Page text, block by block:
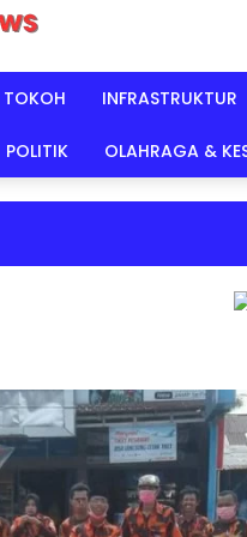
TOKOH INFRASTRUKTUR
POLITIK OLAHRAGA &